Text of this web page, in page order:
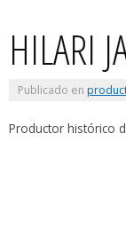
HILARI
Publicado en
Productor histórico